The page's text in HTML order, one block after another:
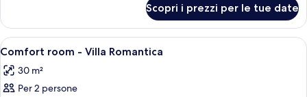
San
Servolo
Room
Villa
Servolo
Scopri i prezzi per le tue date
Apri
tutte
le
foto
Minibar, una cassaforte in camera,
5
Comfort room - Villa Romantica
30 m²
Per 2 persone